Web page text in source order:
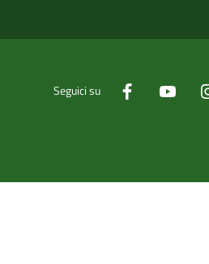
Seguici su